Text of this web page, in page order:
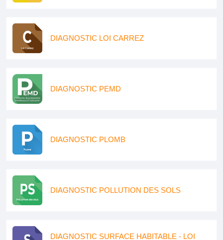
DIAGNOSTIC LOI CARREZ
DIAGNOSTIC PEMD
DIAGNOSTIC PLOMB
DIAGNOSTIC POLLUTION DES SOLS
DIAGNOSTIC SURFACE HABITABLE - LOI